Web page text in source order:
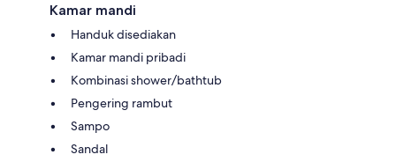
Kamar mandi
Handuk disediakan
Kamar mandi pribadi
Kombinasi shower/bathtub
Pengering rambut
Sampo
Sandal